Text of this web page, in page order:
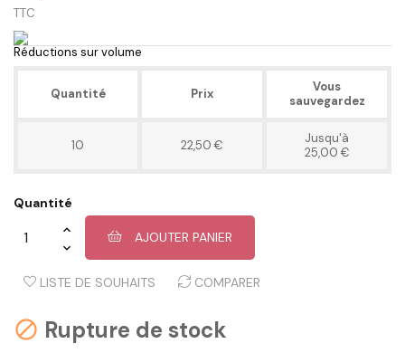
TTC
Réductions sur volume
Quantité Prix
Vous
sauvegardez
10 22,50 €
Jusqu'à
25,00 €
Quantité
AJOUTER PANIER
LISTE DE SOUHAITS COMPARER
 Rupture de stock